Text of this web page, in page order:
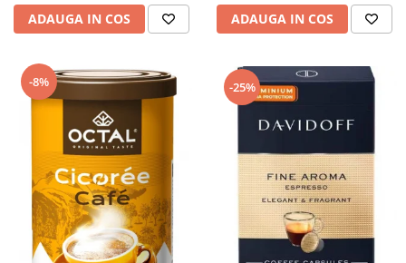
ADAUGA IN COS ADAUGA IN COS
-8% -25%